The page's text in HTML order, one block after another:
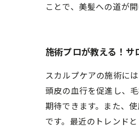
ことで、美髪への道が開
施術プロが教える！サ
スカルプケアの施術に
頭皮の血行を促進し、
期待できます。また、
です。最近のトレンド